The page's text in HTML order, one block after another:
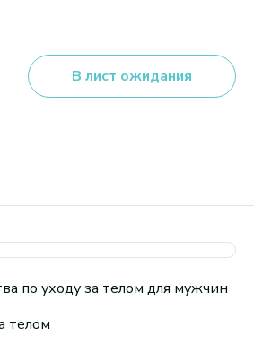
В лист ожидания
по уходу за телом для мужчин
телом